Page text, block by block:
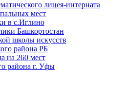
лицея-интерната
мест
в с.Иглино
Башкортостан
школы искусств
района РБ
на 260 мест
района г. Уфы